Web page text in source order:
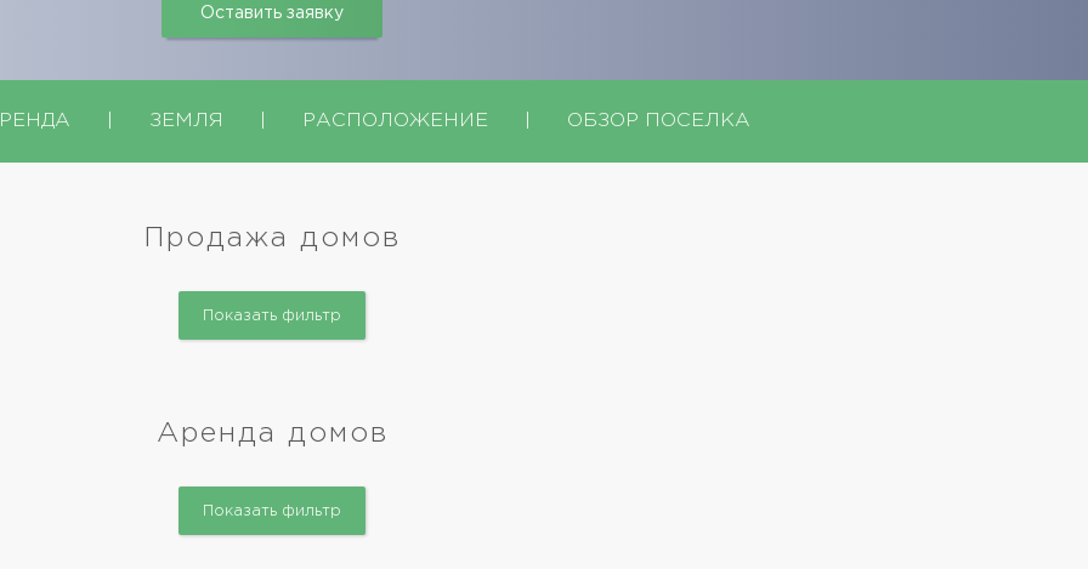
Оставить заявку
ЗЕМЛЯ РАСПОЛОЖЕНИЕ ОБЗОР ПОСЕЛКА
Продажа домов
Показать фильтр
Аренда домов
Показать фильтр